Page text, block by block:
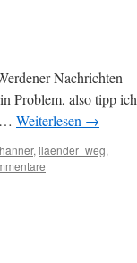
Nachrichten
Problem, also tipp ich
… Weiterlesen →
, ilaender_weg,